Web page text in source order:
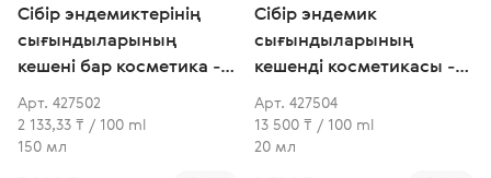
Сібір эндемиктерінің
сығындыларының
кешені бар косметика -
Интимдік гигиенаға
арналған көбік
Арт. 427502
2 133,33 ₸ / 100 ml
150 мл
Сібір эндемик
сығындыларының
кешенді косметикасы -
Нәзік күтімге арналған
гель
Арт. 427504
13 500 ₸ / 100 ml
20 мл